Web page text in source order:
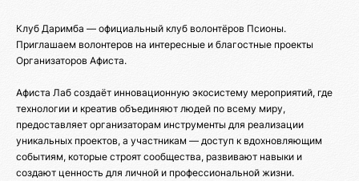
Клуб Даримба — официальный клуб волонтёров Псионы.
Приглашаем волонтеров на интересные и благостные проекты
Организаторов Афиста.
Афиста Лаб создаёт инновационную экосистему мероприятий, где
технологии и креатив объединяют людей по всему миру,
предоставляет организаторам инструменты для реализации
уникальных проектов, а участникам — доступ к вдохновляющим
событиям, которые строят сообщества, развивают навыки и
создают ценность для личной и профессиональной жизни.